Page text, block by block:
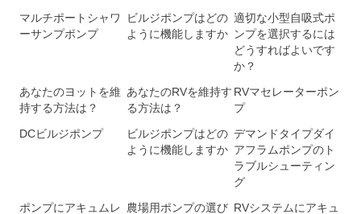
マルチポートシャワ
ーサンプポンプ
ビルジポンプはどの
ように機能しますか
適切な小型自吸式ポ
ンプを選択するには
どうすればよいです
か？
あなたのヨットを維
持する方法は？
あなたのRVを維持す
る方法は？
RVマセレーターポン
プ
DCビルジポンプ
ビルジポンプはどの
ように機能しますか
デマンドタイプダイ
アフラムポンプのト
ラブルシューティン
グ
ポンプにアキュムレ
農場用ポンプの選び RVシステムにアキュ